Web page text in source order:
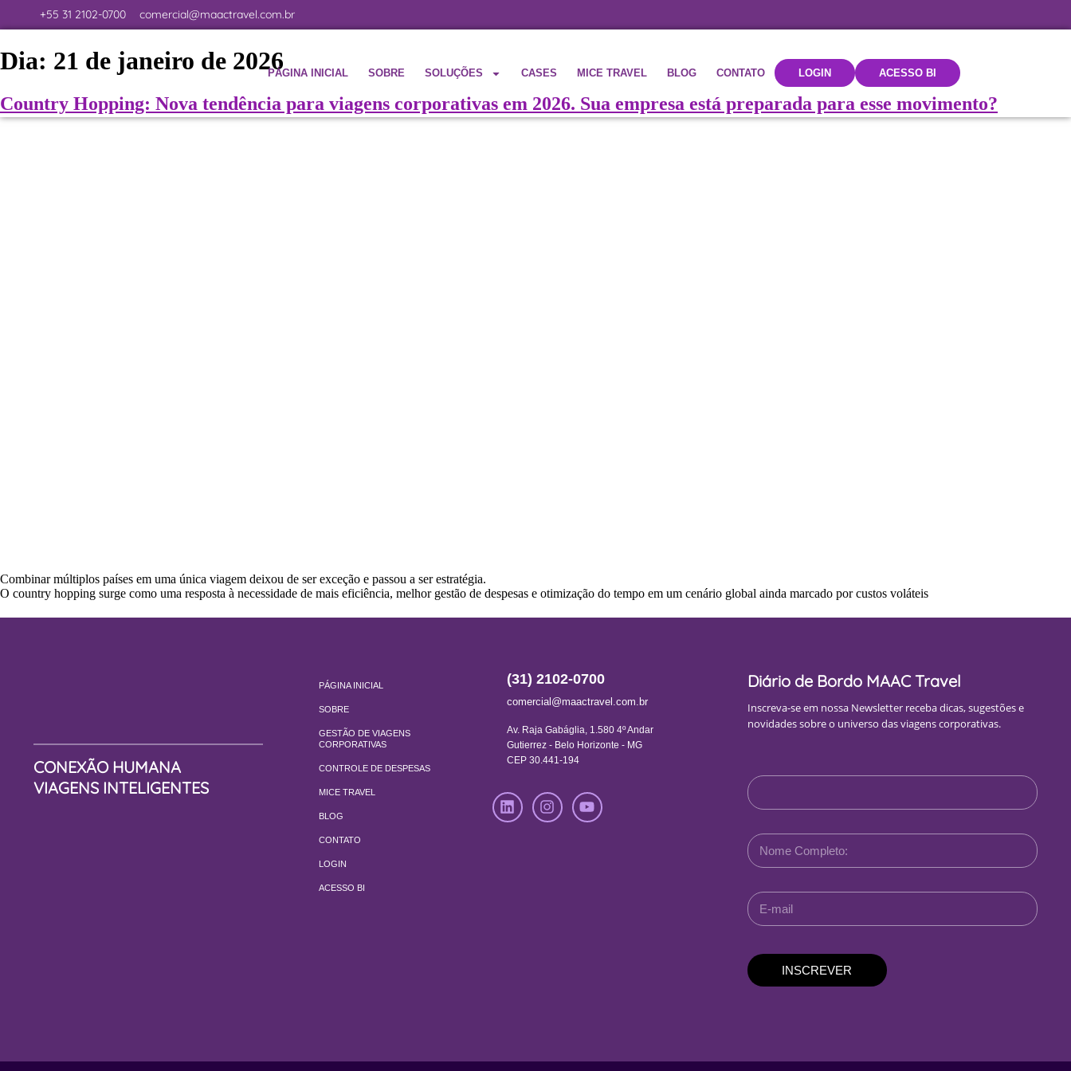
+55 31 2102-0700 comercial@maactravel.com.br
PÁGINA INICIAL SOBRE SOLUÇÕES CASES MICE TRAVEL BLOG CONTATO LOGIN ACESSO BI
Dia: 21 de janeiro de 2026
Country Hopping: Nova tendência para viagens corporativas em 2026. Sua empresa está preparada para esse movimento?
Combinar múltiplos países em uma única viagem deixou de ser exceção e passou a ser estratégia.
O country hopping surge como uma resposta à necessidade de mais eficiência, melhor gestão de despesas e otimização do tempo em um cenário global ainda marcado por custos voláteis
CONEXÃO HUMANA
VIAGENS INTELIGENTES
PÁGINA INICIAL
SOBRE
GESTÃO DE VIAGENS
CORPORATIVAS
CONTROLE DE DESPESAS
MICE TRAVEL
BLOG
CONTATO
LOGIN
ACESSO BI
(31) 2102-0700
comercial@maactravel.com.br
Av. Raja Gabáglia, 1.580 4º Andar
Gutierrez - Belo Horizonte - MG
CEP 30.441-194
Diário de Bordo MAAC Travel
Inscreva-se em nossa Newsletter receba dicas, sugestões e
novidades sobre o universo das viagens corporativas.
INSCREVER